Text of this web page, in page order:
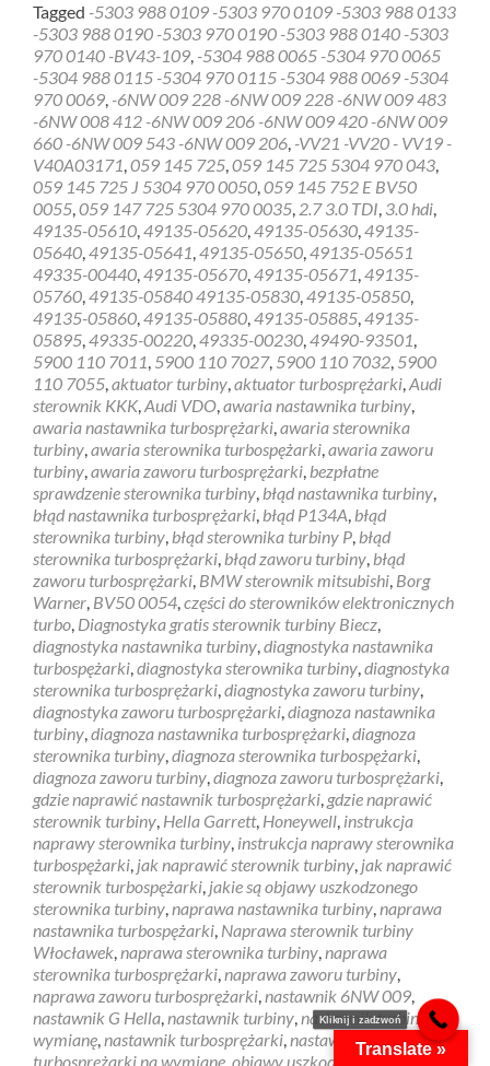
about
Diagnostyka
gratis
sterownik
turbiny
Biecz
Tagged -5303 988 0109 -5303 970 0109 -5303 988 0133
-5303 988 0190 -5303 970 0190 -5303 988 0140 -5303
970 0140 -BV43-109, -5304 988 0065 -5304 970 0065
-5304 988 0115 -5304 970 0115 -5304 988 0069 -5304
970 0069, -6NW 009 228 -6NW 009 228 -6NW 009 483
-6NW 008 412 -6NW 009 206 -6NW 009 420 -6NW 009
660 -6NW 009 543 -6NW 009 206, -VV21 -VV20 - VV19 -
V40A03171,059 145 725,059 145 725 5304 970 043,
059 145 725 J 5304 970 0050,059 145 752 E BV50
0055,059 147 725 5304 970 0035, 2.7 3.0 TDI, 3.0 hdi,
49135-05610,49135-05620,49135-05630,49135-
05640,49135-05641,49135-05650,49135-05651
49335-00440,49135-05670,49135-05671,49135-
05760,49135-05840 49135-05830,49135-05850,
49135-05860,49135-05880,49135-05885,49135-
05895,49335-00220,49335-00230,49490-93501,
5900 110 7011, 5900 110 7027, 5900 110 7032, 5900
110 7055,aktuator turbiny,aktuator turbosprężarki,Audi
sterownik KKK,Audi VDO,awaria nastawnika turbiny,
awaria nastawnika turbosprężarki,awaria sterownika
turbiny,awaria sterownika turbospężarki,awaria zaworu
turbiny,awaria zaworu turbosprężarki, bezpłatne
sprawdzenie sterownika turbiny, błąd nastawnika turbiny,
błąd nastawnika turbosprężarki, błąd P134A, błąd
sterownika turbiny, błąd sterownika turbiny P, błąd
sterownika turbosprężarki, błąd zaworu turbiny, błąd
zaworu turbosprężarki, BMW sterownik mitsubishi, Borg
Warner, BV50 0054,części do sterowników elektronicznych
turbo, Diagnostyka gratis sterownik turbiny Biecz,
diagnostyka nastawnika turbiny,diagnostyka nastawnika
turbospężarki,diagnostyka sterownika turbiny,diagnostyka
sterownika turbosprężarki,diagnostyka zaworu turbiny,
diagnostyka zaworu turbosprężarki,diagnoza nastawnika
turbiny,diagnoza nastawnika turbosprężarki,diagnoza
sterownika turbiny,diagnoza sterownika turbospężarki,
diagnoza zaworu turbiny,diagnoza zaworu turbosprężarki,
gdzie naprawić nastawnik turbosprężarki, gdzie naprawić
sterownik turbiny, Hella Garrett, Honeywell, instrukcja
naprawy sterownika turbiny, instrukcja naprawy sterownika
turbospężarki, jak naprawić sterownik turbiny, jak naprawić
sterownik turbospężarki, jakie są objawy uszkodzonego
sterownika turbiny,naprawa nastawnika turbiny,naprawa
nastawnika turbospężarki, Naprawa sterownik turbiny
Włocławek,naprawa sterownika turbiny,naprawa
sterownika turbosprężarki,naprawa zaworu turbiny,
naprawa zaworu turbosprężarki,nastawnik 6NW 009,
nastawnik G Hella,nastawnik turbiny,nastawnik turbiny na
wymianę,nastawnik turbosprężarki,nastawnik
turbosprężarki na wymianę objawy uszkodzonego
Translate »
Kliknij i zadzwoń